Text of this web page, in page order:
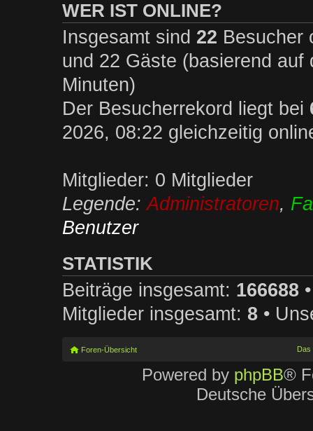
WER IST ONLINE?
Insgesamt sind 22 Besucher
und 22 Gäste (basierend
Minuten)
Der Besucherrekord liegt bei
2026, 08:22 gleichzeitig
Mitglieder: 0 Mitglieder
Legende:Administratoren,
Benutzer
STATISTIK
Beiträge insgesamt: 166688
Mitglieder insgesamt: 8•
Foren-Übersicht Das
Powered by phpBB®
Deutsche